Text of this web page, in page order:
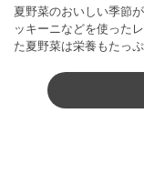
夏野菜のおいしい季節
ッキーニなどを使った
た夏野菜は栄養もたっ